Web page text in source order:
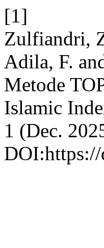
[1]
Zulfiandri,
Adila, F.
Metode
Islamic
1 (Dec.